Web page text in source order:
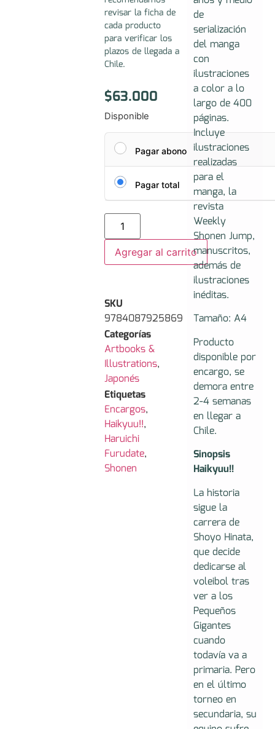
revisar la ficha de
cada producto
para verificar los
plazos de llegada a
Chile.
$63.000
Disponible
Pagar abono
Pagar total
Agregar al carrito
SKU
9784087925869
Categorías
Artbooks &
Illustrations,
Japonés
Etiquetas
Encargos,
Haikyuu!!,
Haruichi
Furudate,
Shonen
de
serialización
del manga
con
ilustraciones
a color a lo
largo de 400
páginas.
Incluye
ilustraciones
realizadas
para el
manga, la
revista
Weekly
Shonen Jump,
manuscritos,
además de
ilustraciones
inéditas.
Tamaño: A4
Producto
disponible por
encargo, se
demora entre
2-4 semanas
en llegar a
Chile.
Sinopsis
Haikyuu!!
La historia
sigue la
carrera de
Shoyo Hinata,
que decide
dedicarse al
voleibol tras
ver a los
Pequeños
Gigantes
cuando
todavía va a
primaria. Pero
en el último
torneo en
secundaria, su